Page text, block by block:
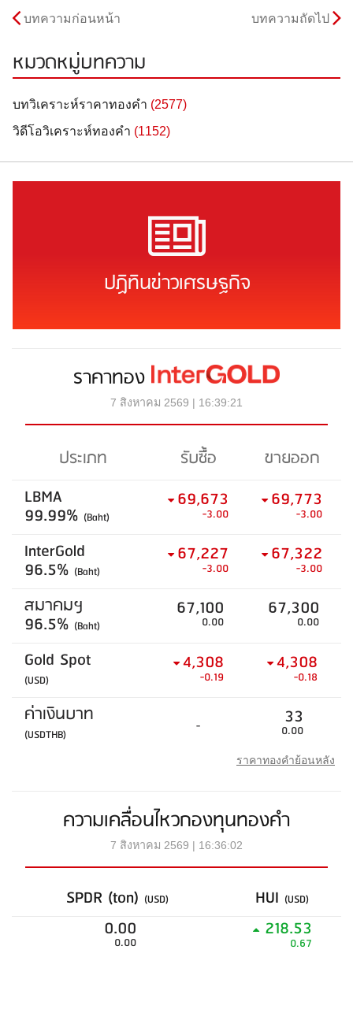
บทความก่อนหน้า บทความถัดไป
หมวดหมู่บทความ
บทวิเคราะห์ราคาทองคำ (2577)
วิดีโอวิเคราะห์ทองคำ (1152)
ปฏิทินข่าวเศรษฐกิจ
ราคาทอง
7 สิงหาคม 2569 | 16:39:21
ประเภท รับซื้อ
ขายออก
LBMA
99.99% (Baht)
69,673
-3.00
69,773
-3.00
InterGold
96.5% (Baht)
67,227
-3.00
67,322
-3.00
สมาคมฯ
96.5% (Baht)
67,100
0.00
67,300
0.00
Gold Spot
(USD)
4,308
-0.19
4,308
-0.18
ค่าเงินบาท
(USDTHB) - 33
0.00
ราคาทองคำย้อนหลัง
ความเคลื่อนไหวกองทุนทองคำ
7 สิงหาคม 2569 | 16:36:02
SPDR (ton) (USD) HUI (USD)
0.00
0.00
218.53
0.67